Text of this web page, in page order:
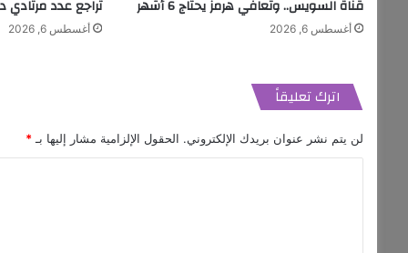
قناة السويس.. وتعافي هرمز يحتاج 6 أشهر
أغسطس 6, 2026
تراجع عدد مرتادي
أغسطس 6, 2026
اترك تعليقاً
لن يتم نشر عنوان بريدك الإلكتروني. الحقول الإلزامية مشار إليها بـ *